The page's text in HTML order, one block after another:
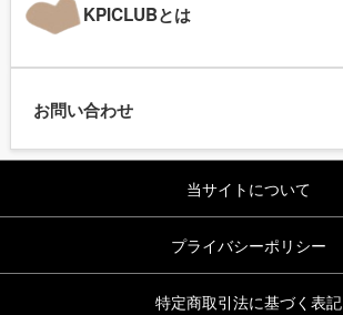
KPICLUBとは
お問い合わせ
当サイトについて
プライバシーポリシー
特定商取引法に基づく表記